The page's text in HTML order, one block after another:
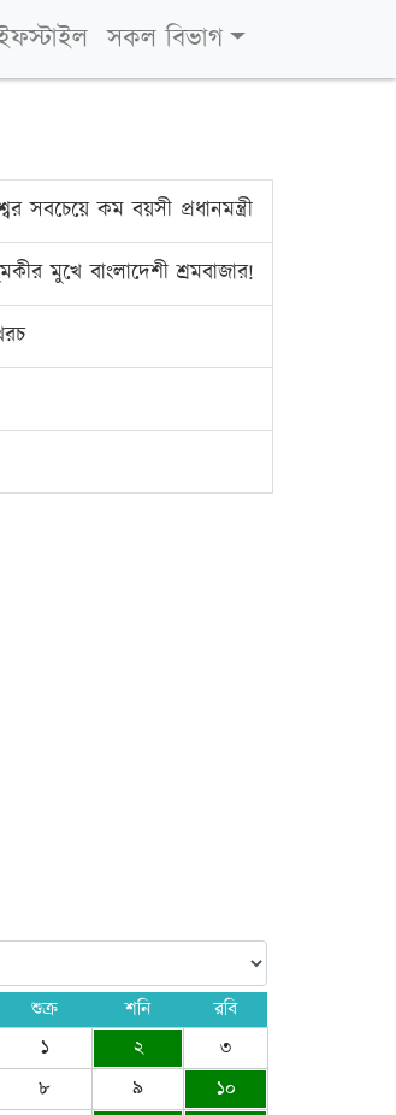
সকল বিভাগ
সবচেয়ে কম বয়সী প্রধানমন্ত্রী
মুখে বাংলাদেশী শ্রমবাজার!
শুক্র শনি
রবি
১
২
৩
৮ ৯
১০